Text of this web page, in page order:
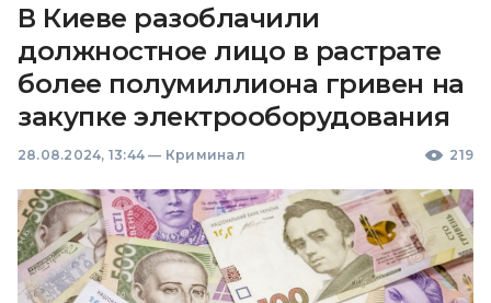
В Киеве разоблачили
должностное лицо в растрате
более полумиллиона гривен на
закупке электрооборудования
28.08.2024, 13:44 — Криминал 219